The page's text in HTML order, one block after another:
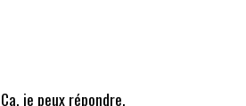
je peux répondre.